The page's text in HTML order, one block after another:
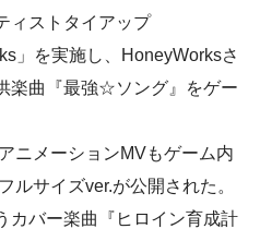
ィストタイアップ
」を実施し、HoneyWorksさ
楽曲『最強☆ソング』をゲー
ニメーションMVもゲーム内
ルサイズver.が公開された。
カバー楽曲『ヒロイン育成計